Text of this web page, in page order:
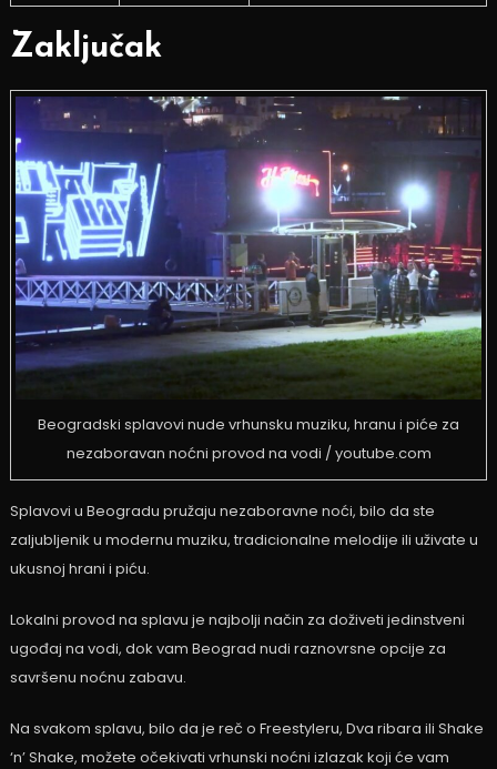
Zaključak
Beogradski splavovi nude vrhunsku muziku, hranu i piće za
nezaboravan noćni provod na vodi / youtube.com
Splavovi u Beogradu pružaju nezaboravne noći, bilo da ste
zaljubljenik u modernu muziku, tradicionalne melodije ili uživate u
ukusnoj hrani i piću.
Lokalni provod na splavu je najbolji način za doživeti jedinstveni
ugođaj na vodi, dok vam Beograd nudi raznovrsne opcije za
savršenu noćnu zabavu.
Na svakom splavu, bilo da je reč o Freestyleru, Dva ribara ili Shake
‘n’ Shake, možete očekivati vrhunski noćni izlazak koji će vam